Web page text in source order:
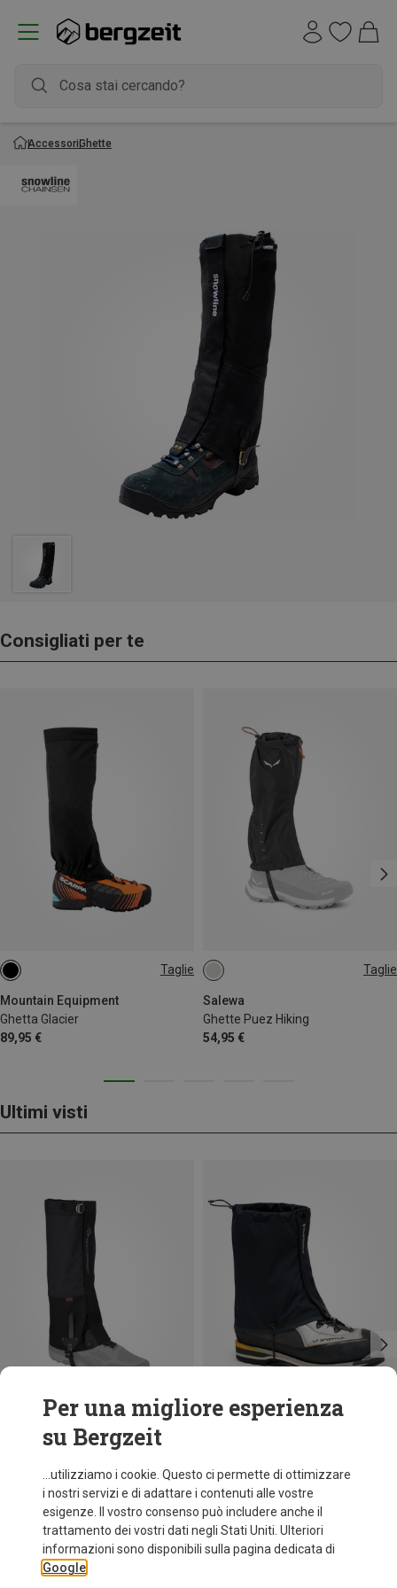
AccessoriGhette
Consigliati per te
Taglie
Mountain Equipment
Ghetta Glacier
89,95 €
L Taglie
Salewa
Ghette Puez Hiking
54,95 €
L
Ultimi visti
Risparmi 18%
Per una migliore esperienza
su Bergzeit
...utilizziamo i cookie. Questo ci permette di ottimizzare
i nostri servizi e di adattare i contenuti alle vostre
esigenze. Il vostro consenso può includere anche il
trattamento dei vostri dati negli Stati Uniti. Ulteriori
informazioni sono disponibili sulla pagina dedicata di
Google